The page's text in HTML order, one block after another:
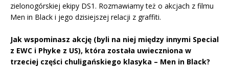
zielonogórskiej ekipy DS1. Rozmawiamy też o akcjach z filmu
Men in Black i jego dzisiejszej relacji z graffiti.
Jak wspominasz akcję (byli na niej między innymi Special
z EWC i Phyke z US), która została uwieczniona w
trzeciej części chuligańskiego klasyka – Men in Black?